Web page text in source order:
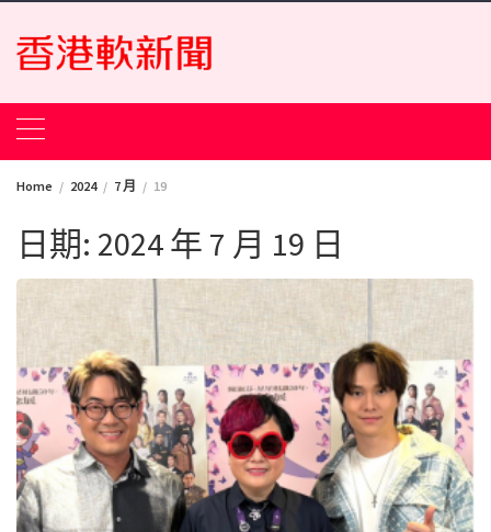
Skip
content
Home 2024 7 月 19
日期: 2024 年 7 月 19 日